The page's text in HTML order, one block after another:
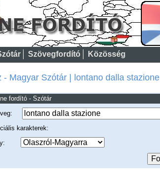
Szövegfordító Közösség
- Magyar Szótár | lontano dalla stazione
fordító - Szótár
karakterek: